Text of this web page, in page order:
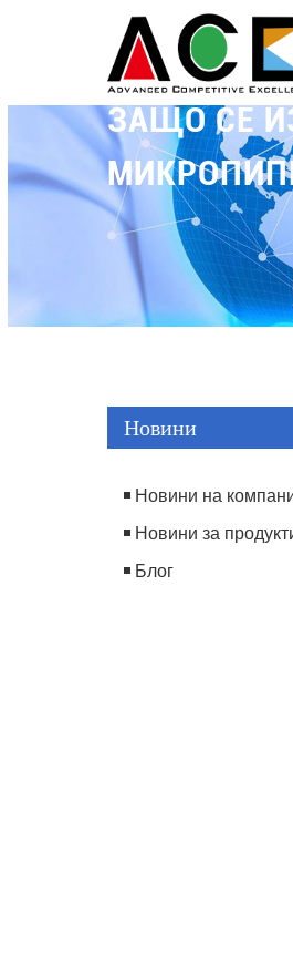
ЗАЩО СЕ
Новини
Новини на
Новини за
Блог